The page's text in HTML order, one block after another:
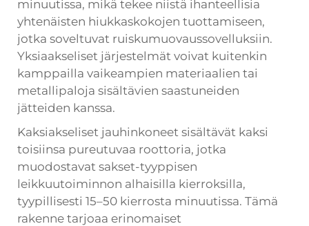
minuutissa, mikä tekee niistä ihanteellisia
yhtenäisten hiukkaskokojen tuottamiseen,
jotka soveltuvat ruiskumuovaussovelluksiin.
Yksiaakseliset järjestelmät voivat kuitenkin
kamppailla vaikeampien materiaalien tai
metallipaloja sisältävien saastuneiden
jätteiden kanssa.
Kaksiakseliset jauhinkoneet sisältävät kaksi
toisiinsa pureutuvaa roottoria, jotka
muodostavat sakset-tyyppisen
leikkuutoiminnon alhaisilla kierroksilla,
tyypillisesti 15–50 kierrosta minuutissa. Tämä
rakenne tarjoaa erinomaiset